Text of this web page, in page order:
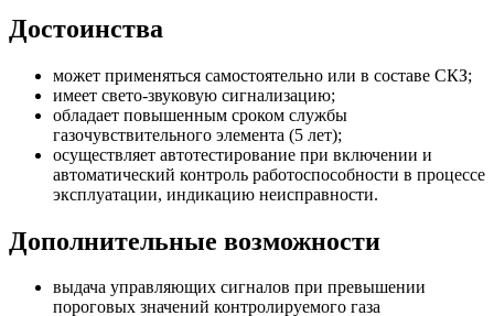
Достоинства
может применяться самостоятельно или в составе СКЗ;
имеет свето-звуковую сигнализацию;
обладает повышенным сроком службы
газочувствительного элемента (5 лет);
осуществляет автотестирование при включении и
автоматический контроль работоспособности в процессе
эксплуатации, индикацию неисправности.
Дополнительные возможности
выдача управляющих сигналов при превышении
пороговых значений контролируемого газа